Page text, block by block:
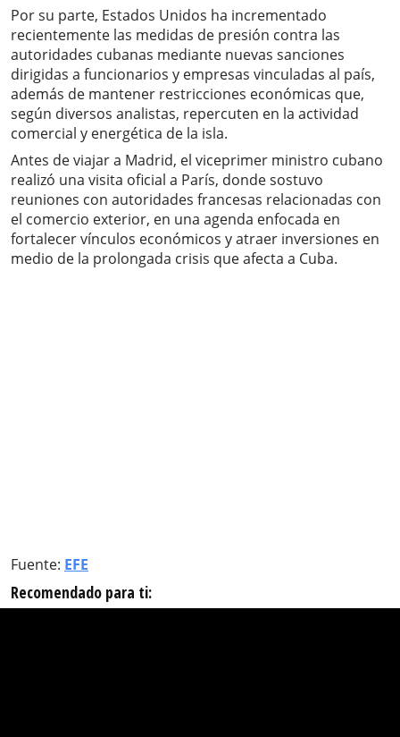
Por su parte, Estados Unidos ha incrementado
recientemente las medidas de presión contra las
autoridades cubanas mediante nuevas sanciones
dirigidas a funcionarios y empresas vinculadas al país,
además de mantener restricciones económicas que,
según diversos analistas, repercuten en la actividad
comercial y energética de la isla.
Antes de viajar a Madrid, el viceprimer ministro cubano
realizó una visita oficial a París, donde sostuvo
reuniones con autoridades francesas relacionadas con
el comercio exterior, en una agenda enfocada en
fortalecer vínculos económicos y atraer inversiones en
medio de la prolongada crisis que afecta a Cuba.
Fuente: EFE
Recomendado para ti: